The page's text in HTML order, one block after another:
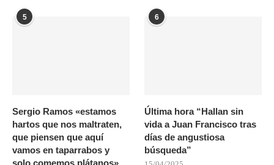
5
Sergio Ramos «estamos
hartos que nos maltraten,
que piensen que aquí
vamos en taparrabos y
6
Última hora “Hallan sin
vida a Juan Francisco tras
días de angustiosa
búsqueda”